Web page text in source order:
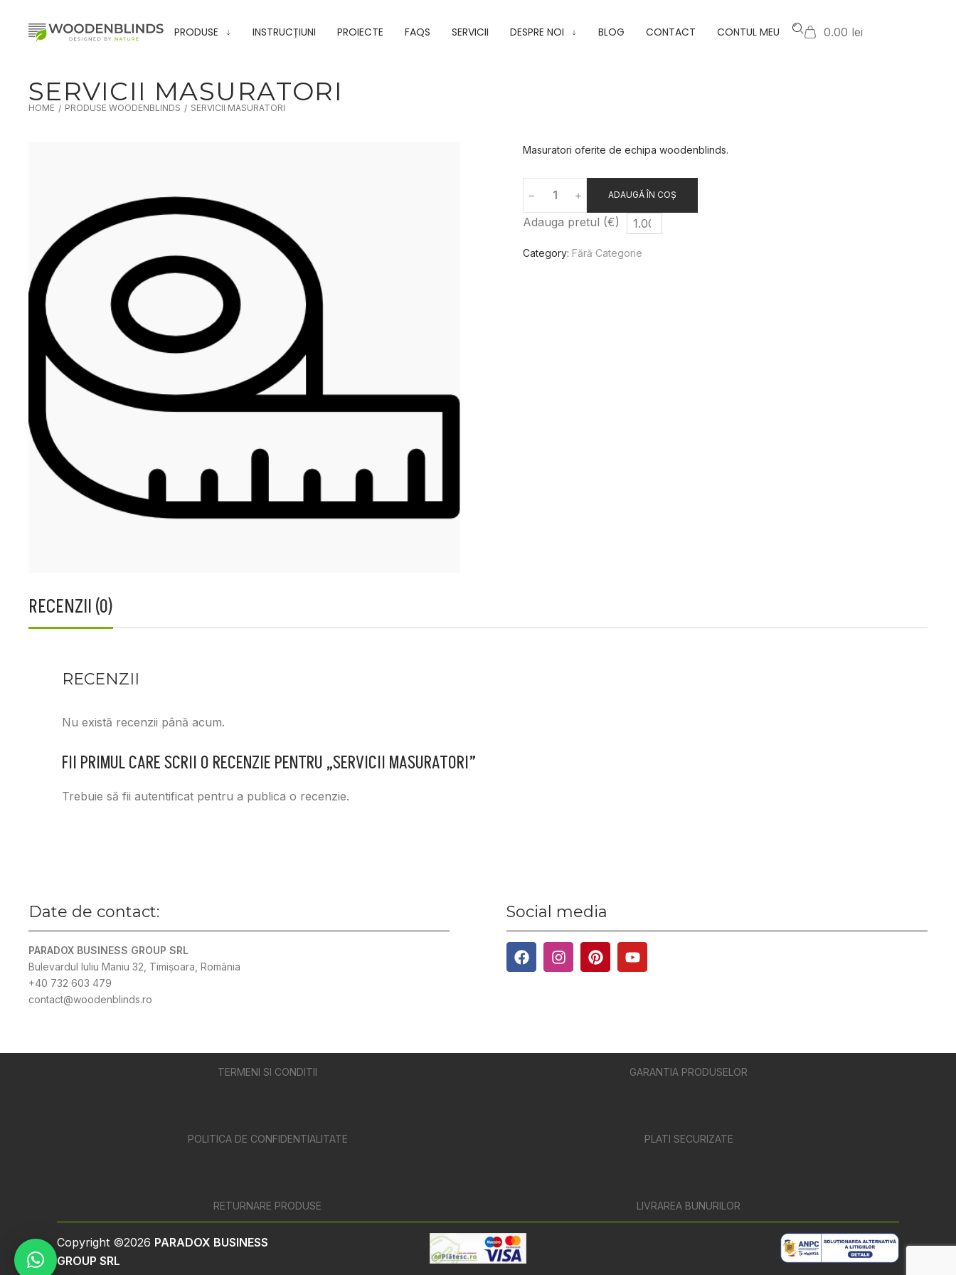
PRODUSE INSTRUCȚIUNI PROIECTE FAQS SERVICII DESPRE NOI BLOG CONTACT CONTUL MEU 0.00 lei
SERVICII MASURATORI
HOME / PRODUSE WOODENBLINDS / SERVICII MASURATORI
Masuratori oferite de echipa woodenblinds.
Adauga pretul (€)
ADAUGĂ ÎN COȘ
Category: Fără Categorie
RECENZII (0)
RECENZII
Nu există recenzii până acum.
FII PRIMUL CARE SCRII O RECENZIE PENTRU „SERVICII MASURATORI”
Trebuie să fii autentificat pentru a publica o recenzie.
Date de contact:
PARADOX BUSINESS GROUP SRL
Bulevardul Iuliu Maniu 32, Timișoara, România
+40 732 603 479
contact@woodenblinds.ro
Social media
TERMENI SI CONDITII
POLITICA DE CONFIDENTIALITATE
RETURNARE PRODUSE
GARANTIA PRODUSELOR
PLATI SECURIZATE
LIVRAREA BUNURILOR
Copyright ©2026 PARADOX BUSINESS
GROUP SRL